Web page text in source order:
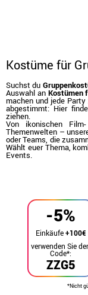
Kostüme für
Suchst du
Auswahl an Kostümen
machen und jede
abgestimmt: Hier
ziehen.
Von ikonischen
Themenwelten –
oder Teams, die
Wählt euer Thema,
Events.
-5%
Einkäufe+100€
ZZG5
verwenden Sie
Code*:
*Nicht